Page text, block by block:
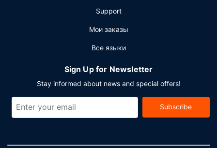
стойки регистрации. Для проведения мероприятий
предоставляется следующее: помещение для
Предоставляется бесплатная самостоятельная
Support
Мои заказы
Все языки
Sign Up for Newsletter
Stay informed about news and special offers!
Subscribe